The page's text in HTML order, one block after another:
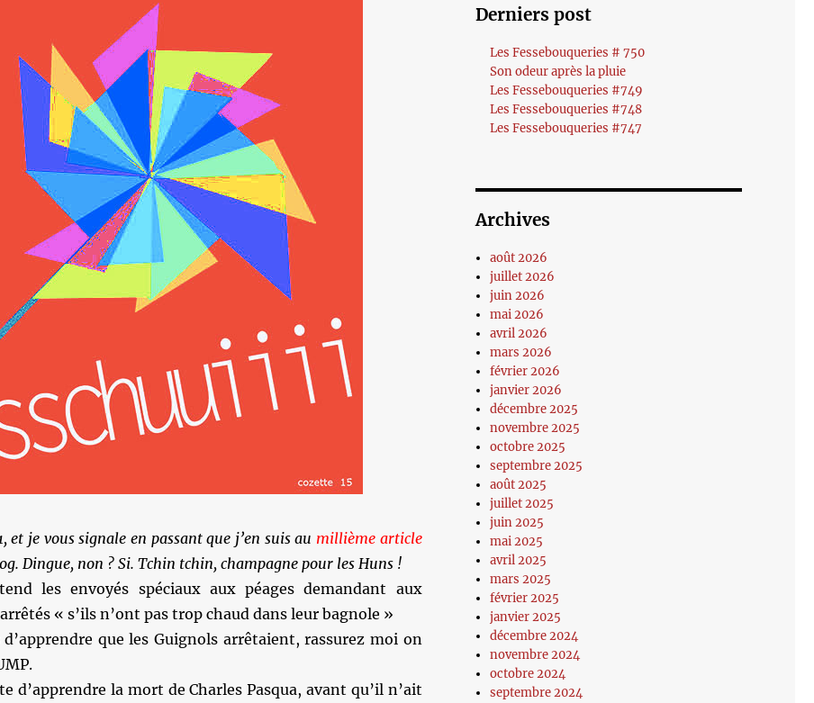
et je vous signale en passant que j’en suis au millième article
Dingue, non ? Si. Tchin tchin, champagne pour les Huns !
les envoyés spéciaux aux péages demandant aux
« s’ils n’ont pas trop chaud dans leur bagnole »
que les Guignols arrêtaient, rassurez moi on
d’apprendre la mort de Charles Pasqua, avant qu’il n’ait
Derniers post
Les Fessebouqueries # 750
Son odeur après la pluie
Les Fessebouqueries #749
Les Fessebouqueries #748
Les Fessebouqueries #747
Archives
août 2026
juillet 2026
juin 2026
mai 2026
avril 2026
mars 2026
février 2026
janvier 2026
décembre 2025
novembre 2025
octobre 2025
septembre 2025
août 2025
juillet 2025
juin 2025
mai 2025
avril 2025
mars 2025
février 2025
janvier 2025
décembre 2024
novembre 2024
octobre 2024
septembre 2024